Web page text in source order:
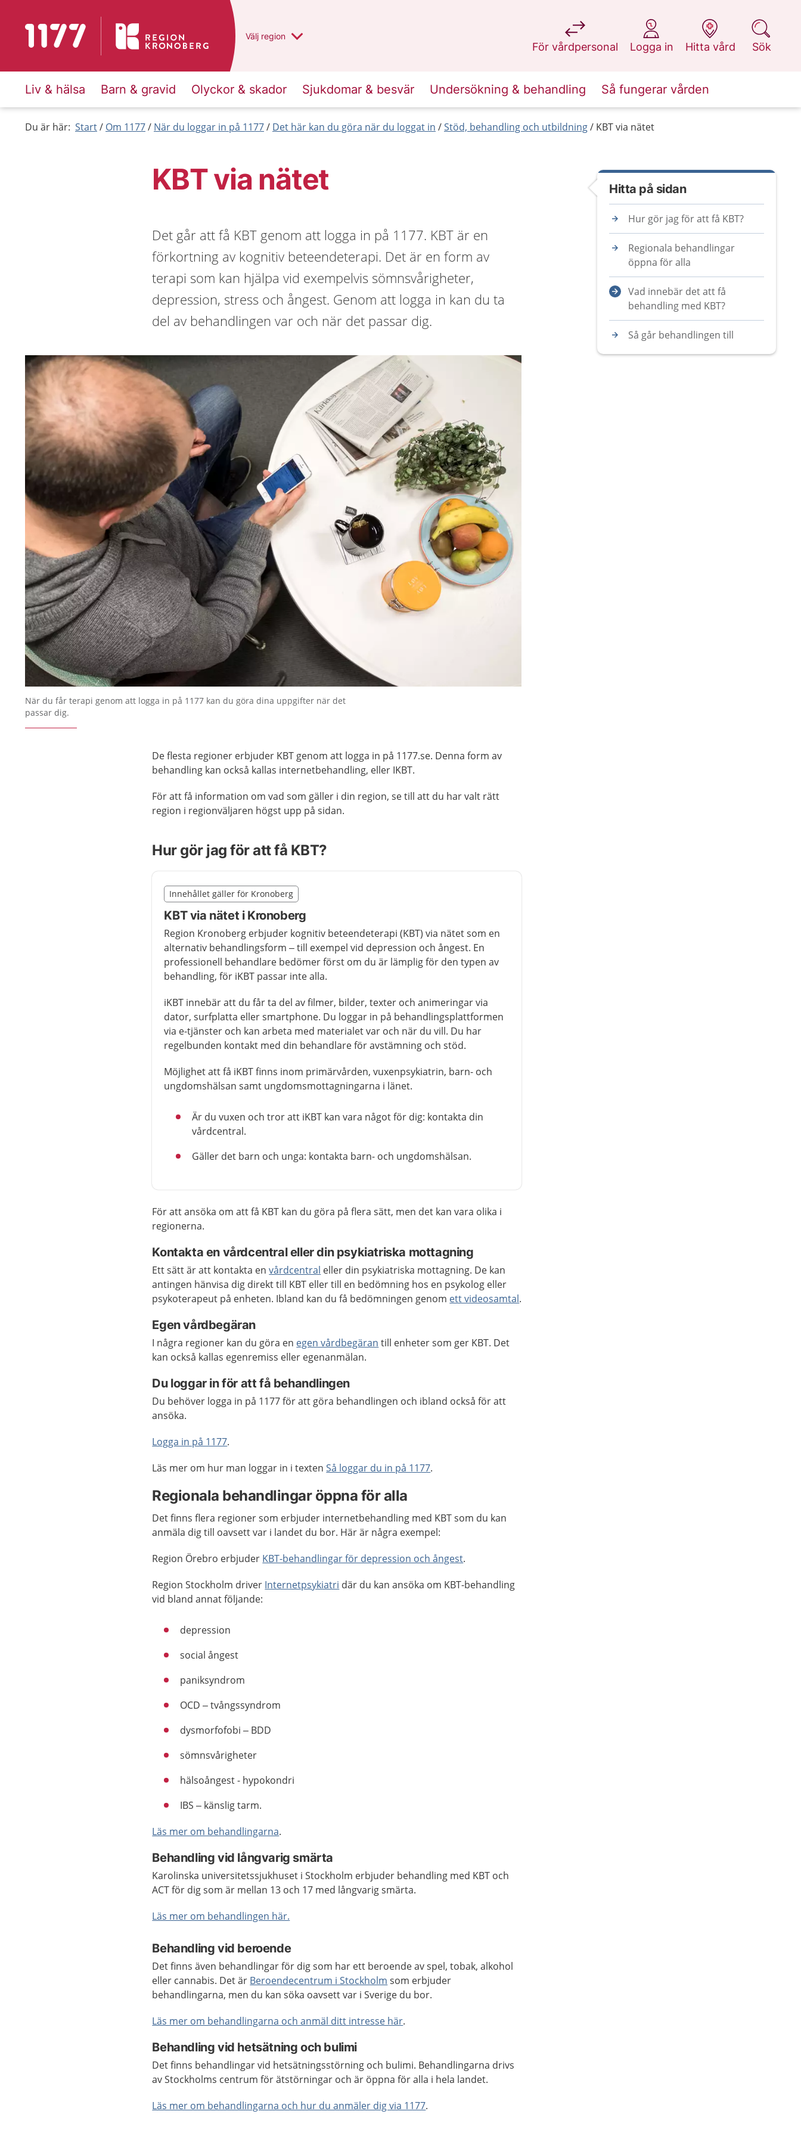
Till startsidan för 1177 Du har valt region
Välj en annan
region
För vårdpersonal
på 1177.se
Logga in
på 1177.se
Hitta vård
på 1177.se
Sök
på 1177.se
Liv & hälsa Barn & gravid Olyckor & skador Sjukdomar & besvär Undersökning & behandling Så fungerar vården
Du är här: Start Om 1177 När du loggar in på 1177 Det här kan du göra när du loggat in Stöd, behandling och utbildning KBT via nätet
KBT via nätet
Det går att få KBT genom att logga in på 1177. KBT är en
förkortning av kognitiv beteendeterapi. Det är en form av
terapi som kan hjälpa vid exempelvis sömnsvårigheter,
depression, stress och ångest. Genom att logga in kan du ta
del av behandlingen var och när det passar dig.
När du får terapi genom att logga in på 1177 kan du göra dina uppgifter när det
passar dig.
De flesta regioner erbjuder KBT genom att logga in på 1177.se. Denna form av
behandling kan också kallas internetbehandling, eller IKBT.
För att få information om vad som gäller i din region, se till att du har valt rätt
region i regionväljaren högst upp på sidan.
Hur gör jag för att få KBT?
Nedan innehåll gäller region Kronoberg
Innehållet gäller för Kronoberg
KBT via nätet i Kronoberg
Region Kronoberg erbjuder kognitiv beteendeterapi (KBT) via nätet som en
alternativ behandlingsform – till exempel vid depression och ångest. En
professionell behandlare bedömer först om du är lämplig för den typen av
behandling, för iKBT passar inte alla.
iKBT innebär att du får ta del av filmer, bilder, texter och animeringar via
dator, surfplatta eller smartphone. Du loggar in på behandlingsplattformen
via e-tjänster och kan arbeta med materialet var och när du vill. Du har
regelbunden kontakt med din behandlare för avstämning och stöd.
Möjlighet att få iKBT finns inom primärvården, vuxenpsykiatrin, barn- och
ungdomshälsan samt ungdomsmottagningarna i länet.
Är du vuxen och tror att iKBT kan vara något för dig: kontakta din
vårdcentral.
Gäller det barn och unga: kontakta barn- och ungdomshälsan.
Slut på det regionala tillägget från region Kronoberg
För att ansöka om att få KBT kan du göra på flera sätt, men det kan vara olika i
regionerna.
Kontakta en vårdcentral eller din psykiatriska mottagning
Ett sätt är att kontakta envårdcentral eller din psykiatriska mottagning. De kan
antingen hänvisa dig direkt till KBT eller till en bedömning hos en psykolog eller
psykoterapeut på enheten. Ibland kan du få bedömningen genom ett videosamtal.
Egen vårdbegäran
I några regioner kan du göra en egen vårdbegäran till enheter som ger KBT. Det
kan också kallas egenremiss eller egenanmälan.
Du loggar in för att få behandlingen
Du behöver logga in på 1177 för att göra behandlingen och ibland också för att
ansöka.
Logga in på 1177.
Läs mer om hur man loggar in i textenSå loggar du in på 1177.
Regionala behandlingar öppna för alla
Det finns flera regioner som erbjuder internetbehandling med KBT som du kan
anmäla dig till oavsett var i landet du bor. Här är några exempel:
Region Örebro erbjuder KBT-behandlingar för depression och ångest.
Region Stockholm driver Internetpsykiatri där du kan ansöka om KBT-behandling
vid bland annat följande:
depression
social ångest
paniksyndrom
OCD – tvångssyndrom
dysmorfofobi – BDD
sömnsvårigheter
hälsoångest - hypokondri
IBS – känslig tarm.
Läs mer om behandlingarna.
Behandling vid långvarig smärta
Karolinska universitetssjukhuset i Stockholm erbjuder behandling med KBT och
ACT för dig som är mellan 13 och 17 med långvarig smärta.
Läs mer om behandlingen här.
Behandling vid beroende
Det finns även behandlingar för dig som har ett beroende av spel, tobak, alkohol
eller cannabis. Det är Beroendecentrum i Stockholm som erbjuder
behandlingarna, men du kan söka oavsett var i Sverige du bor.
Läs mer om behandlingarna och anmäl ditt intresse här.
Behandling vid hetsätning och bulimi
Det finns behandlingar vid hetsätningsstörning och bulimi. Behandlingarna drivs
av Stockholms centrum för ätstörningar och är öppna för alla i hela landet.
Läs mer om behandlingarna och hur du anmäler dig via 1177.
Hitta på sidan
Hur gör jag för att få KBT?
Regionala behandlingar
öppna för alla
Vad innebär det att få
behandling med KBT?
Så går behandlingen till